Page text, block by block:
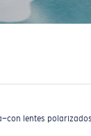
lentes